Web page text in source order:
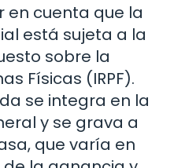
en cuenta que la
está sujeta a la
sobre la
Físicas (IRPF).
se integra en la
y se grava a
que varía en